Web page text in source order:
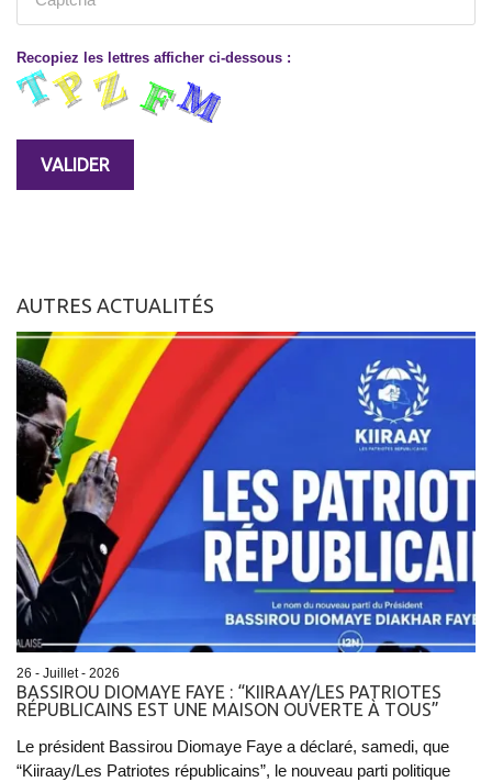
Recopiez les lettres afficher ci-dessous :
AUTRES ACTUALITÉS
26 - Juillet - 2026
BASSIROU DIOMAYE FAYE : “KIIRAAY/LES PATRIOTES
RÉPUBLICAINS EST UNE MAISON OUVERTE À TOUS”
Le président Bassirou Diomaye Faye a déclaré, samedi, que
“Kiiraay/Les Patriotes républicains”, le nouveau parti politique